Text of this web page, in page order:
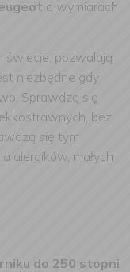
o wymiarach
świecie, pozwalają
niezbędne gdy
Sprawdzą się
bez
się tym
alergików, małych
do 250 stopni